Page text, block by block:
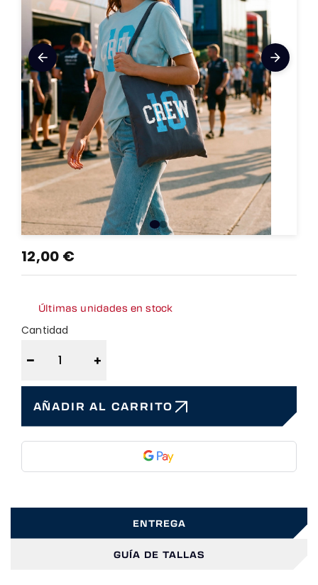
arrow_back arrow_forward
12,00 €
Últimas unidades en stock
Cantidad
− +
AÑADIR AL CARRITO
ENTREGA
GUÍA DE TALLAS